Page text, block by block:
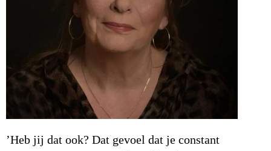
’Heb jij dat ook? Dat gevoel dat je constant